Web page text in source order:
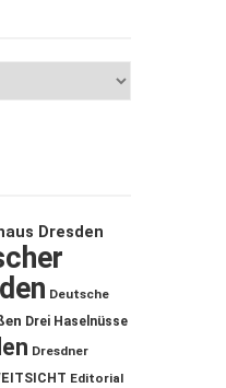
Dresden
Deutsche
Drei Haselnüsse
Dresdner
Editorial